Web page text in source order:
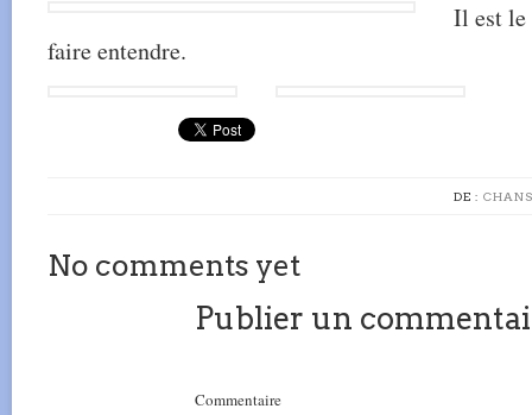
Il est le
faire entendre.
DE :
No comments yet
Publier un
Commentaire